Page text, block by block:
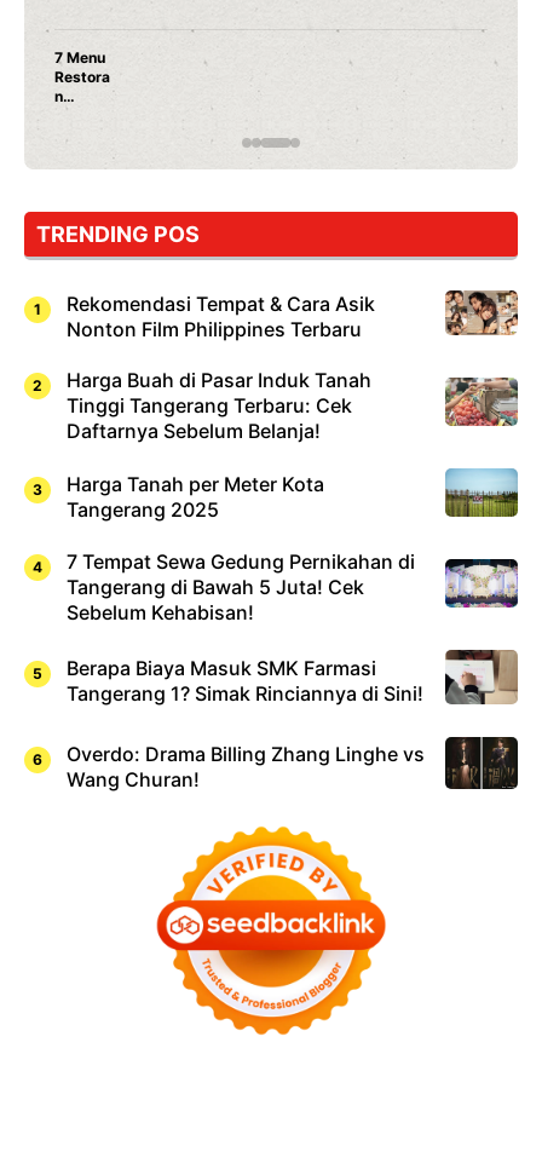
7 Menu
Restora
n
Jepang
yang
Dicoba,
Cuma
Sushi!
TRENDING POS
Rekomendasi Tempat & Cara Asik
Nonton Film Philippines Terbaru
Harga Buah di Pasar Induk Tanah
Tinggi Tangerang Terbaru: Cek
Daftarnya Sebelum Belanja!
Harga Tanah per Meter Kota
Tangerang 2025
7 Tempat Sewa Gedung Pernikahan di
Tangerang di Bawah 5 Juta! Cek
Sebelum Kehabisan!
Berapa Biaya Masuk SMK Farmasi
Tangerang 1? Simak Rinciannya di Sini!
Overdo: Drama Billing Zhang Linghe vs
Wang Churan!